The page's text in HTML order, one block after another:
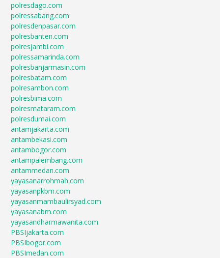
polresdago.com
polressabang.com
polresdenpasar.com
polresbanten.com
polresjambi.com
polressamarinda.com
polresbanjarmasin.com
polresbatam.com
polresambon.com
polresbima.com
polresmataram.com
polresdumai.com
antamjakarta.com
antambekasi.com
antambogor.com
antampalembang.com
antammedan.com
yayasanarrohmah.com
yayasanpkbm.com
yayasanmambaulirsyad.com
yayasanabm.com
yayasandharmawanita.com
PBSIjakarta.com
PBSIbogor.com
PBSImedan.com